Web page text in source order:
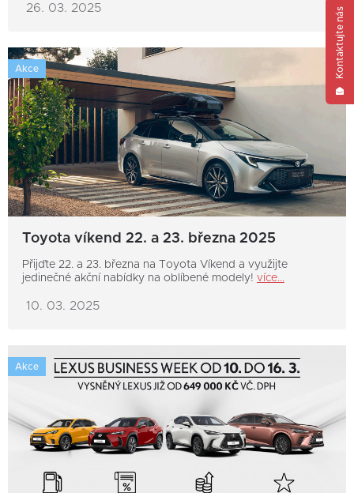
26. 03. 2025
Akce
Toyota víkend 22. a 23. března 2025
Přijďte 22. a 23. března na Toyota Víkend a využijte
jedinečné akční nabídky na oblíbené modely! více...
10. 03. 2025
Akce
Kontaktujte nás